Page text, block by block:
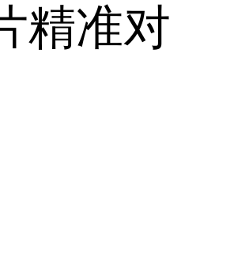
精准对